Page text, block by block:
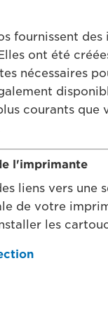
fournissent
ont été
nécessaires
courants que
l'imprimante
liens vers une
de votre
les